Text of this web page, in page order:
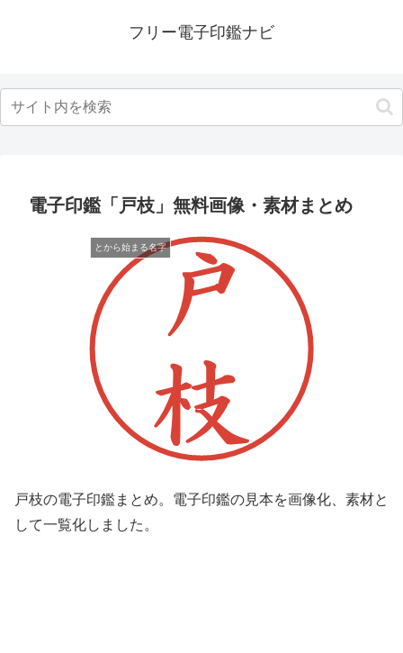
フリー電子印鑑ナビ
電子印鑑「戸枝」無料画像・素材まとめ
とから始まる名字
戸枝の電子印鑑まとめ。電子印鑑の見本を画像化、素材と
して一覧化しました。